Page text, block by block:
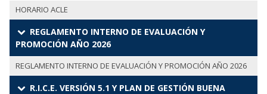
HORARIO ACLE
REGLAMENTO INTERNO DE EVALUACIÓN Y
PROMOCIÓN AÑO 2026
REGLAMENTO INTERNO DE EVALUACIÓN Y PROMOCIÓN AÑO 2026
R.I.C.E. VERSIÓN 5.1 Y PLAN DE GESTIÓN BUENA